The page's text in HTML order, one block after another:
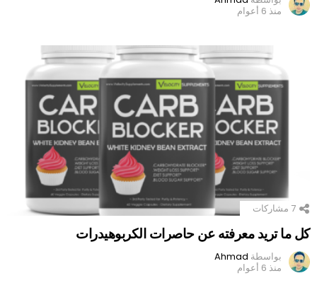
منذ 6 أعوام
7 مشاركات
كل ما تريد معرفته عن حاصرات الكربوهيدرات
بواسطة Ahmad
منذ 6 أعوام